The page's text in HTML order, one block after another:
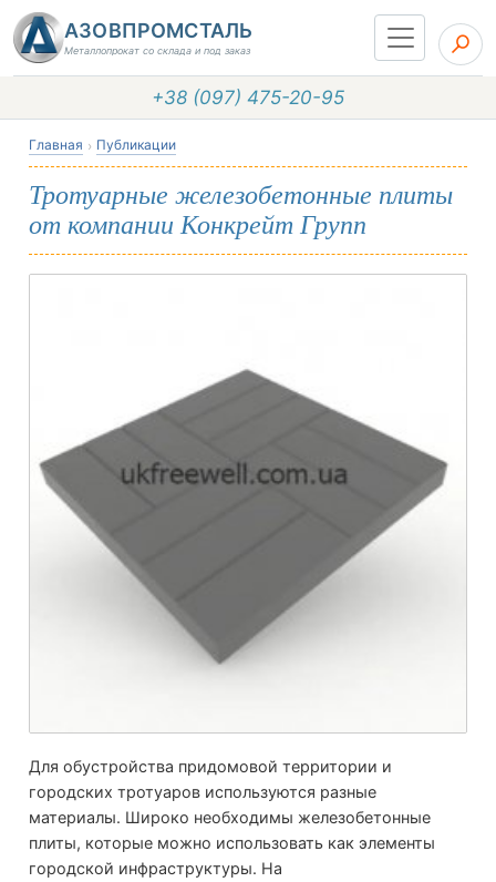
АЗОВПРОМСТАЛЬ
Металлопрокат со склада и под заказ
+38 (097) 475-20-95
Главная Публикации
Тротуарные железобетонные плиты
от компании Конкрейт Групп
Для обустройства придомовой территории и
городских тротуаров используются разные
материалы. Широко необходимы железобетонные
плиты, которые можно использовать как элементы
городской инфраструктуры. На